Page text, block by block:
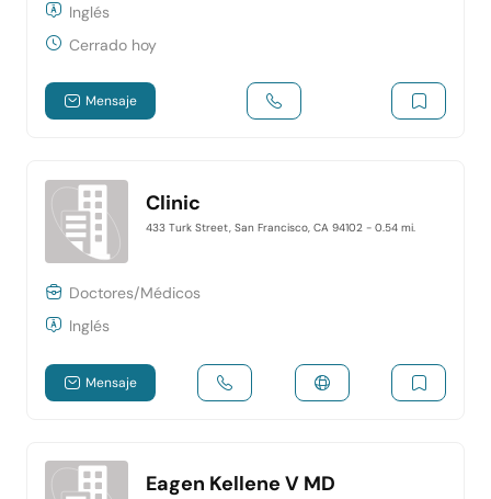
Inglés
Cerrado hoy
Mensaje
Clinic
433 Turk Street, San Francisco, CA 94102 - 0.54 mi.
Doctores/Médicos
Inglés
Mensaje
Eagen Kellene V MD